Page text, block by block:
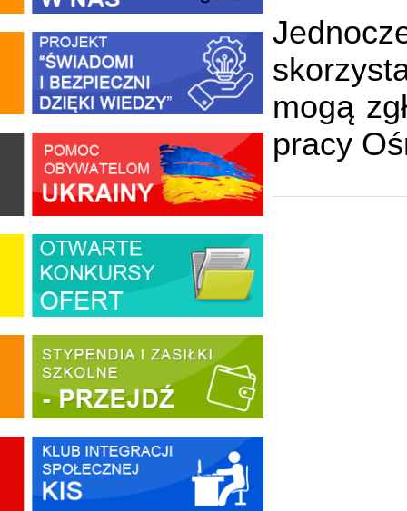
mogą
pracy